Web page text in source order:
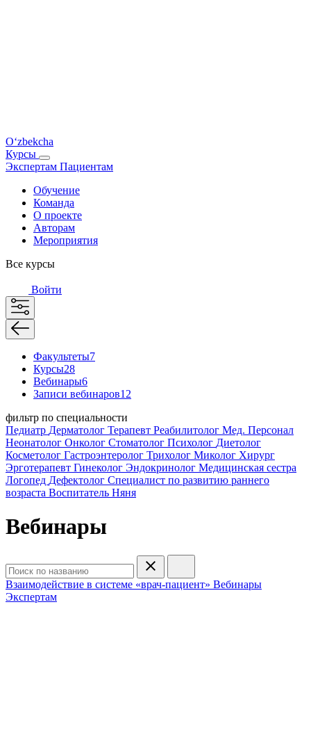
O‘zbekcha
Курсы
Экспертам Пациентам
Обучение
Команда
О проекте
Авторам
Мероприятия
Все курсы
Войти
Факультеты7
Курсы28
Вебинары6
Записи вебинаров12
фильтр по специальности
Педиатр Дерматолог Терапевт Реабилитолог Мед. Персонал
Неонатолог Онколог Стоматолог Психолог Диетолог
Косметолог Гастроэнтеролог Трихолог Миколог Хирург
Эрготерапевт Гинеколог Эндокринолог Медицинская сестра
Логопед Дефектолог Специалист по развитию раннего
возраста Воспитатель Няня
Вебинары
Взаимодействие в системе «врач-пациент» Вебинары
Экспертам